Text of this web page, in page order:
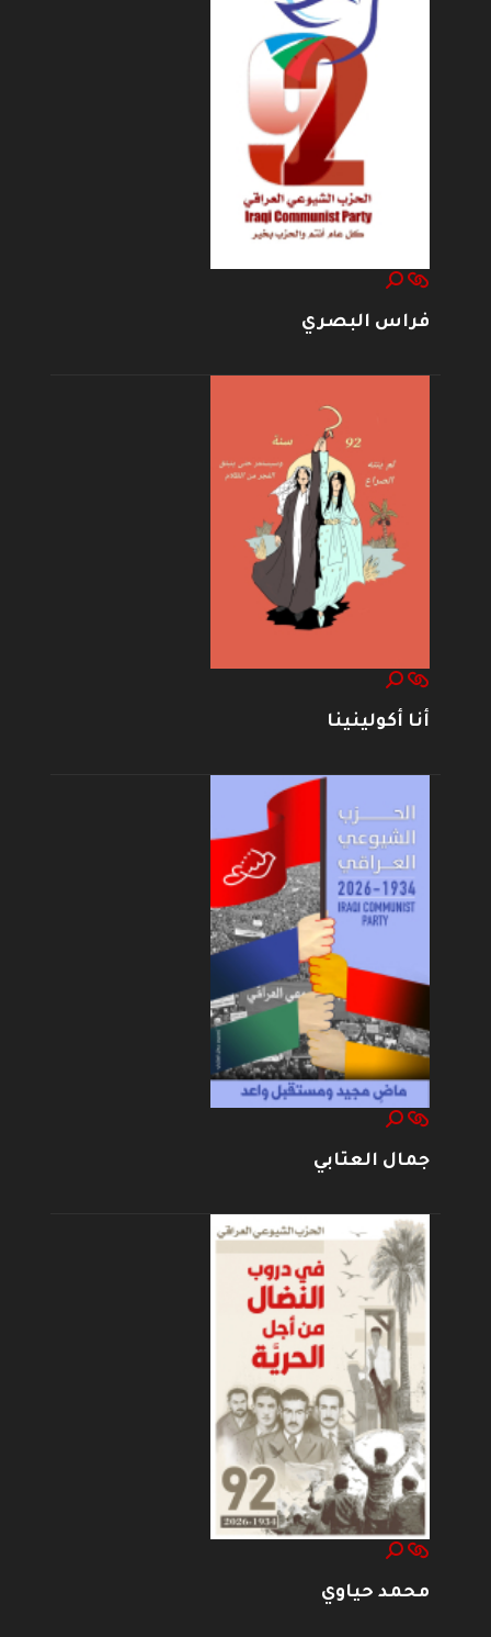
فراس البصري
أنا أكولينينا
جمال العتابي
محمد حياوي